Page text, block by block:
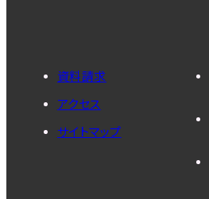
資料請求
アクセス
サイトマップ